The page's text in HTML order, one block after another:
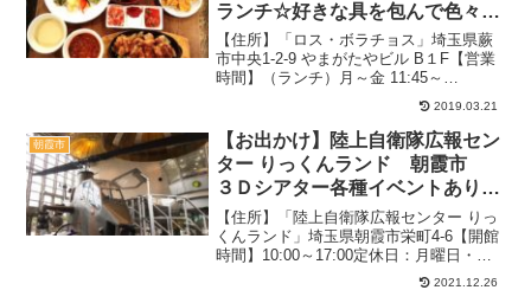
ランチ☆好きな具を包んで色々楽
しめるぞ♪
【住所】「ロス・ボラチョス」埼玉県蕨
市中央1-2-9 やまがたやビル B１F【営業
時間】（ランチ）月～金 11:45～
14:30(L.O.14:00)（ディナー）月～木
17:30～翌0:00(L.O.23:30)金土・祝前
17:30～0...
2019.03.21
朝霞市
【お出かけ】陸上自衛隊広報セン
ター りっくんランド 朝霞市
３Ｄシアター各種イベントありで
遊びつくそう♪
【住所】「陸上自衛隊広報センター りっ
くんランド」埼玉県朝霞市栄町4-6【開館
時間】10:00～17:00定休日：月曜日・第4
火曜日（祝日の場合は翌日） 、年末年始
TEL：03-3924-4176駐車場：40台（無
2021.12.26